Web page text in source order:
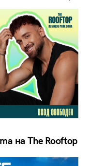
на The Rooftop